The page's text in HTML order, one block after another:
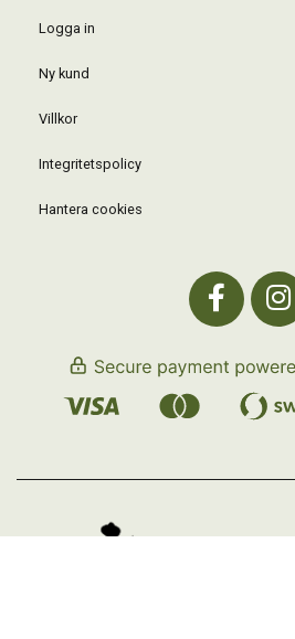
Logga in
Ny kund
Villkor
Integritetspolicy
Hantera cookies